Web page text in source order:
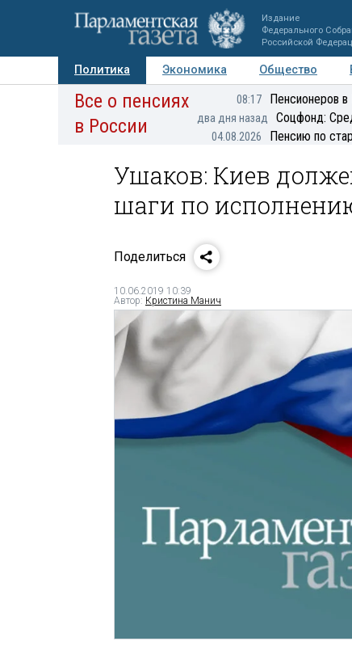
Издание
Федерального
Российской
Политика Экономика Общество
Авторы Персоны Мнения
Все о пенсиях
в России
08:17 Пенсионеров
два дня назад Соцфонд:
04.08.2026 Пенсию по
Ушаков: Киев
шаги по
Поделиться
10.06.2019 10:39
Автор: Кристина Манич